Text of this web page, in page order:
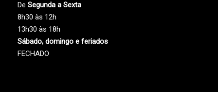
De Segunda a Sexta
8h30 às 12h
13h30 às 18h
Sábado, domingo e feriados
FECHADO